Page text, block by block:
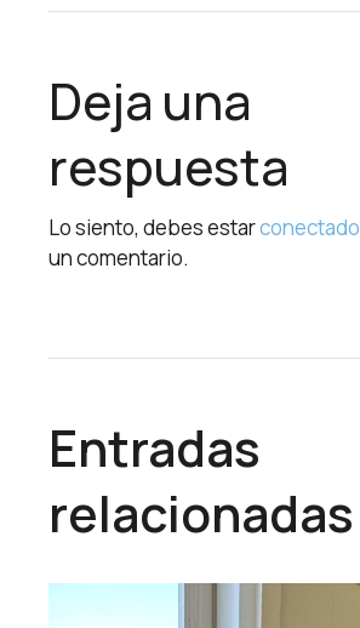
Deja una
respuesta
Lo siento, debes estarconectado
un comentario.
Entradas
relacionadas